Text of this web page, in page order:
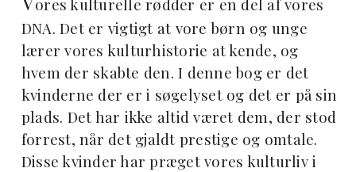
ores kulturelle rødder er en del af vores
DNA. Det er vigtigt at vore børn og unge
lærer vores kulturhistorie at kende, og
hvem der skabte den. I denne bog er det
kvinderne der er i søgelyset og det er på sin
plads. Det har ikke altid været dem, der stod
forrest, når det gjaldt prestige og omtale.
Disse kvinder har præget vores kulturliv i